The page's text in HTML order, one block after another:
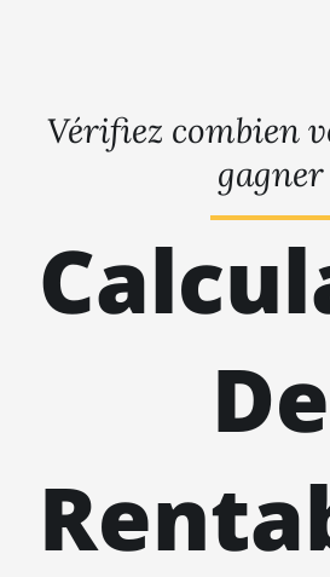
Vérifiez combien
gagner
De